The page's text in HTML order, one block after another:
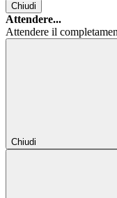
Chiudi
Attendere...
Attendere il
Chiudi